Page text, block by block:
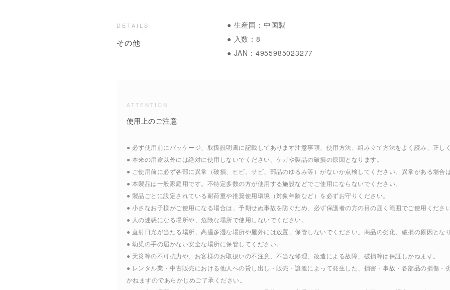
DETAILS
その他
● 生産国：中国製
● 入数：8
● JAN：4955985023277
ATTENTION
使用上のご注意
● 必ず使用前にパッケージ、取扱説明書に記載してあります注意事項、使用方法、組み立て方法をよく読み、正し
● 本来の用途以外には絶対に使用しないでください。ケガや製品の破損の原因となります。
● ご使用前に必ず各部に異常（破損、ヒビ、サビ、部品のゆるみ等）がないか点検してください。異常がある場合
● 本製品は一般家庭用です。不特定多数の方が使用する施設などでご使用にならないでください。
● 製品ごとに設定されている耐荷重や推奨使用環境（対象年齢など）を必ずお守りください。
● 小さなお子様がご使用になる場合は、予期せぬ事故を防ぐため、必ず保護者の方の目の届く範囲でご使用くださ
● 人の迷惑になる場所や、危険な場所で使用しないでください。
● 直射日光が当たる場所、高温多湿な場所や屋外には放置、保管しないでください。商品の劣化、破損の原因とな
● 幼児の手の届かない安全な場所に保管してください。
● 天災等の不可抗力や、お客様のお取扱いの不注意、不当な修理、改造による故障、破損等は保証しかねます。
● レンタル業・中古販売における他人への貸し出し・販売・譲渡によって発生した、損害・事故・各部品の損傷・
かねますのであらかじめご了承ください。